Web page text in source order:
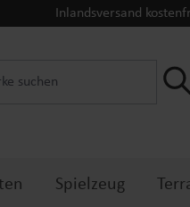
Inlandsversand
Spielzeug